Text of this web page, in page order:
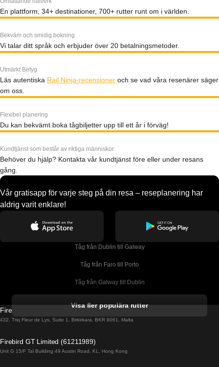
En plattform, 34+ destinationer, 700+ rutter runt om i världen.
Bekväm och smidig bokning
Vi talar ditt språk och erbjuder över 20 betalningsmetoder.
Utmärkt Betyg
Läs autentiska Rail Ninja-recensioner och se vad våra resenärer säger
om oss.
Flexibel planering
Du kan bekvämt boka tågbiljetter upp till ett år i förväg!
Kundtjänst som består av riktiga människor
Behöver du hjälp? Kontakta vår kundtjänst före eller under resans
gång.
Vår gratisapp för varje steg på din resa – reseplanering har
aldrig varit enklare!
Tåg från Dublin till Galway
Tåg från Faro till Porto
Tåg från Galway till Dublin
Tåg från Porto till Faro
Tåg från Barcelona till Madrid
Visa fler populära rutter
Firebird GT Limited (OC 1451)
432, Triq Fleur de Lys, Suite 1, Birkirkara, BKR 9061, Malta
Firebird GT Limited (61211989)
Unit G 15/F Tal Building 49 Austin Road, KL, Hong Kong